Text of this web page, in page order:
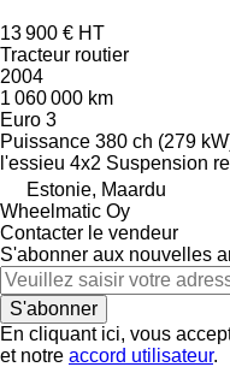
13 900 € HT
Tracteur routier
2004
1 060 000 km
Euro 3
Puissance 380 ch (279
l'essieu 4x2 Suspension
Estonie, Maardu
Wheelmatic Oy
Contacter le vendeur
S'abonner aux nouvelles
S'abonner
En cliquant ici, vous
et notre accord utilisateur.